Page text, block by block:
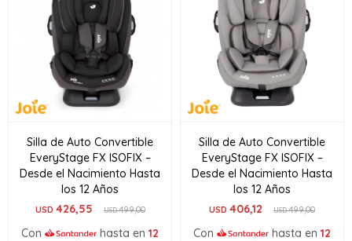
Silla de Auto Convertible
EveryStage FX ISOFIX –
Desde el Nacimiento Hasta
los 12 Años
USD 426,55 USD499,00
Con hasta en 12
Silla de Auto Convertible
EveryStage FX ISOFIX –
Desde el Nacimiento Hasta
los 12 Años
USD 406,12 USD499,00
Con hasta en 12